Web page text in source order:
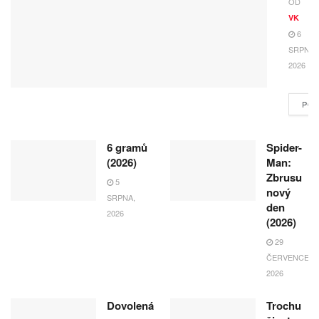
VK
6
SRPNA,
2026
6 gramů
(2026)
5
SRPNA,
2026
Spider-
Man:
Zbrusu
nový
den
(2026)
29
ČERVENCE,
2026
Dovolená
Trochu